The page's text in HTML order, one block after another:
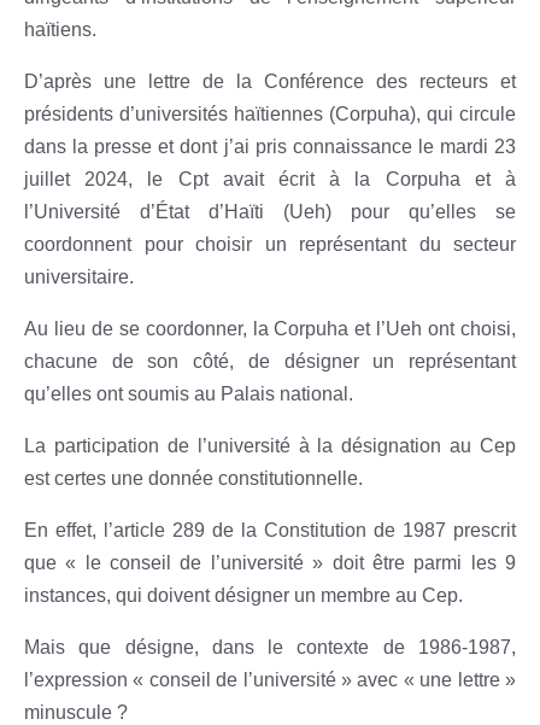
haïtiens.
D’après une lettre de la Conférence des recteurs et
présidents d’universités haïtiennes (Corpuha), qui circule
dans la presse et dont j’ai pris connaissance le mardi 23
juillet 2024, le Cpt avait écrit à la Corpuha et à
l’Université d’État d’Haïti (Ueh) pour qu’elles se
coordonnent pour choisir un représentant du secteur
universitaire.
Au lieu de se coordonner, la Corpuha et l’Ueh ont choisi,
chacune de son côté, de désigner un représentant
qu’elles ont soumis au Palais national.
La participation de l’université à la désignation au Cep
est certes une donnée constitutionnelle.
En effet, l’article 289 de la Constitution de 1987 prescrit
que « le conseil de l’université » doit être parmi les 9
instances, qui doivent désigner un membre au Cep.
Mais que désigne, dans le contexte de 1986-1987,
l’expression « conseil de l’université » avec « une lettre »
minuscule ?